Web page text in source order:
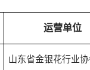
运营单位
山东省金银花行业